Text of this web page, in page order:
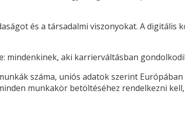
és a társadalmi viszonyokat. A
mindenkinek, aki karrierváltásban
száma, uniós adatok szerint
munkakör betöltéséhez rendelkezni